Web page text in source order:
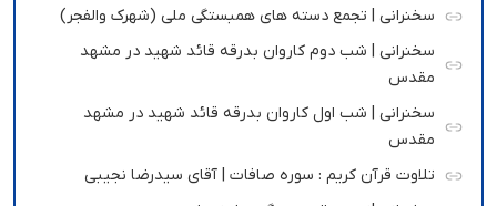
سخنرانی | تجمع دسته های همبستگی ملی (شهرک والفجر)
سخنرانی | شب دوم کاروان بدرقه قائد شهید در مشهد
مقدس
سخنرانی | شب اول کاروان بدرقه قائد شهید در مشهد
مقدس
تلاوت قرآن کریم : سوره صافات | آقای سیدرضا نجیبی